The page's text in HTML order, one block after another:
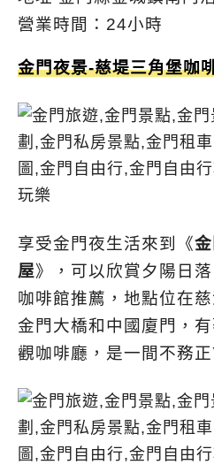
營業時間：24小時
金門夜景-慈堤三角堡咖
享受金門夜生活來到《
屋》，可以欣賞夕陽日
咖啡館推薦，地點位在
金門大橋和中國廈門，
觀咖啡廳，是一間不務